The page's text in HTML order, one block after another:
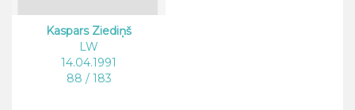
Kaspars Ziediņš
LW
14.04.1991
88 / 183